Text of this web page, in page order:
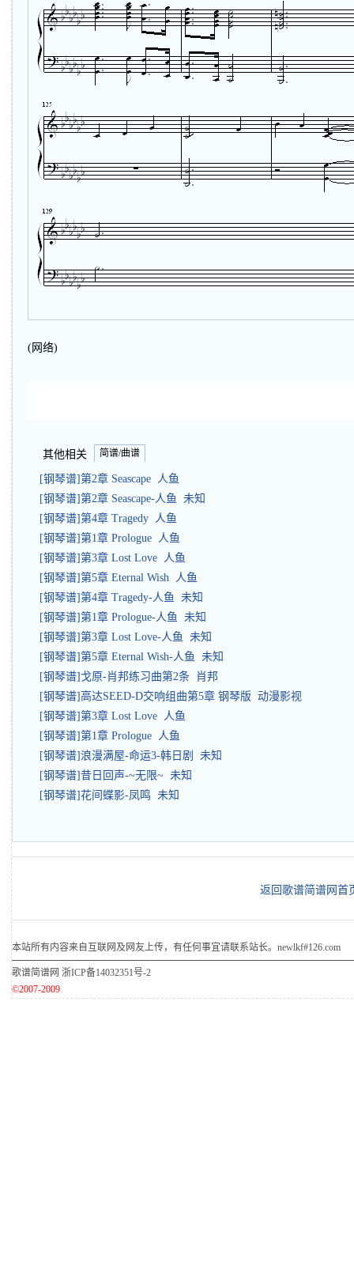
(网络)
其他相关 简谱/曲谱
[钢琴谱]第2章 Seascape 人鱼
[钢琴谱]第2章 Seascape-人鱼 未知
[钢琴谱]第4章 Tragedy 人鱼
[钢琴谱]第1章 Prologue 人鱼
[钢琴谱]第3章 Lost Love 人鱼
[钢琴谱]第5章 Eternal Wish 人鱼
[钢琴谱]第4章 Tragedy-人鱼 未知
[钢琴谱]第1章 Prologue-人鱼 未知
[钢琴谱]第3章 Lost Love-人鱼 未知
[钢琴谱]第5章 Eternal Wish-人鱼 未知
[钢琴谱]戈原-肖邦练习曲第2条 肖邦
[钢琴谱]高达SEED-D交响组曲第5章 钢琴版 动漫影视
[钢琴谱]第3章 Lost Love 人鱼
[钢琴谱]第1章 Prologue 人鱼
[钢琴谱]浪漫满屋-命运3-韩日剧 未知
[钢琴谱]昔日回声-~无限~ 未知
[钢琴谱]花间蝶影-凤鸣 未知
返回歌谱简谱网首
本站所有内容来自互联网及网友上传，有任何事宜请联系站长。newlkf#126.com
歌谱简谱网 浙ICP备14032351号-2
©2007-2009